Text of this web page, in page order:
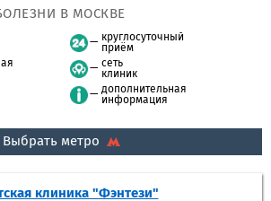
В МОСКВЕ
круглосуточный
приём
сеть
клиник
дополнительная
информация
Выбрать метро
клиника "Фэнтези"